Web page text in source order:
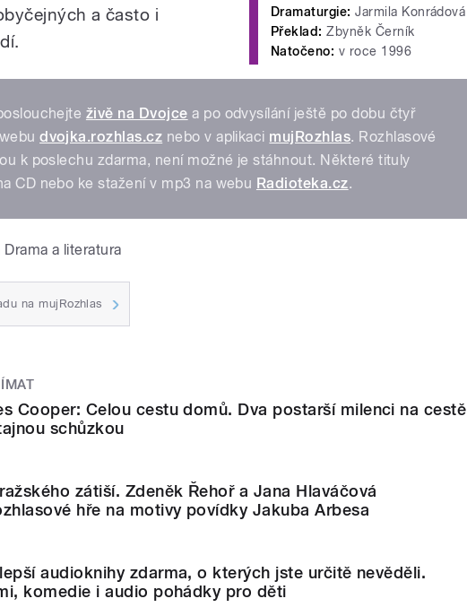
Dramaturgie: Jarmila Konrádová
Překlad: Zbyněk Černík
Natočeno: v roce 1996
a často i
živě na Dvojce a po odvysílání ještě po dobu čtyř
dvojka.rozhlas.cz nebo v aplikaci mujRozhlas. Rozhlasové
k poslechu zdarma, není možné je stáhnout. Některé tituly
CD nebo ke stažení v mp3 na webu Radioteka.cz.
a literatura
na mujRozhlas
Cooper: Celou cestu domů. Dva postarší milenci na cestě
schůzkou
zátiší. Zdeněk Řehoř a Jana Hlaváčová
hře na motivy povídky Jakuba Arbesa
audioknihy zdarma, o kterých jste určitě nevěděli.
komedie i audio pohádky pro děti